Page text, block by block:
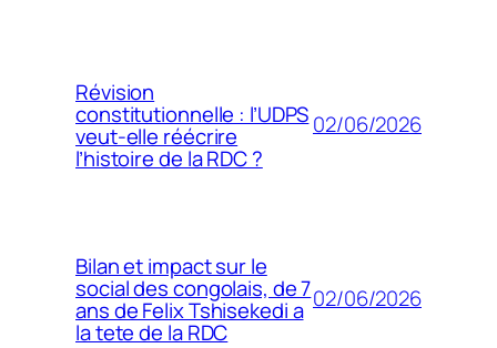
Révision
constitutionnelle : l’UDPS
veut-elle réécrire
l’histoire de la RDC ?
02/06/2026
Bilan et impact sur le
social des congolais, de 7
ans de Felix Tshisekedi a
la tete de la RDC
02/06/2026